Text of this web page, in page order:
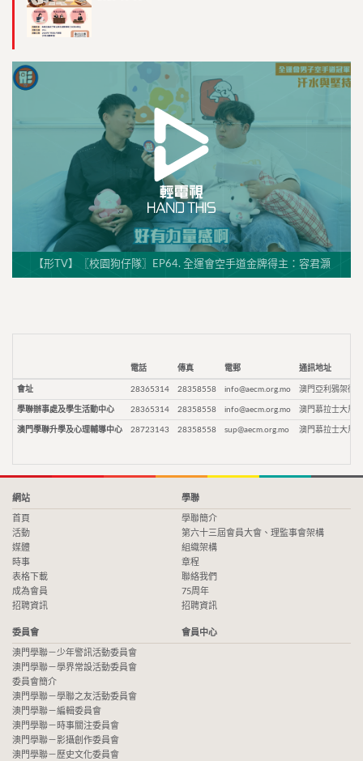
【形TV】〖校園狗仔隊〗EP64. 全運會空手道金牌得主：容君灝
電話 傳真 電郵 通訊地址
會址 28365314 28358558 info@aecm.org.mo 澳門亞利鴉架街9
學聯辦事處及學生活動中心 28365314 28358558 info@aecm.org.mo 澳門慕拉士大馬
澳門學聯升學及心理輔導中心 28723143 28358558 sup@aecm.org.mo 澳門慕拉士大馬
網站
首頁
活動
媒體
時事
表格下載
成為會員
招聘資訊
學聯
學聯簡介
第六十三屆會員大會、理監事會架構
組織架構
章程
聯絡我們
75周年
招聘資訊
委員會
澳門學聯－少年警訊活動委員會
澳門學聯－學界常設活動委員會
委員會簡介
澳門學聯－學聯之友活動委員會
澳門學聯－編輯委員會
澳門學聯－時事關注委員會
澳門學聯－影攝創作委員會
澳門學聯－歷史文化委員會
會員中心